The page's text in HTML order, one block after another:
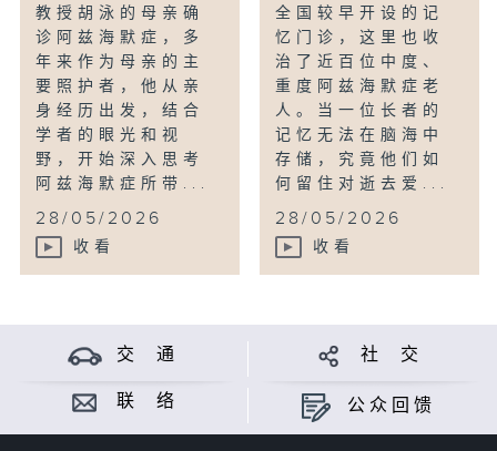
教授胡泳的母亲确
诊阿兹海默症，多
年来作为母亲的主
要照护者，他从亲
身经历出发，结合
学者的眼光和视
野，开始深入思考
阿兹海默症所带...
28/05/2026
收看
全国较早开设的记
忆门诊，这里也收
治了近百位中度、
重度阿兹海默症老
人。当一位长者的
记忆无法在脑海中
存储，究竟他们如
何留住对逝去爱...
28/05/2026
收看
交 通 社 交
联 络 公众回馈